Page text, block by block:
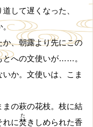
して遅くなった、
。
、朝露より先にこの
とへの文使いが……。
か。文使いは、こま
の萩の花枝。枝に結
れに焚
た
きしめられた香